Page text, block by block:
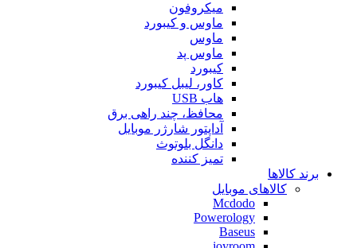
میکروفون
ماوس و کیبورد
ماوس
ماوس پد
کیبورد
کاور، لیبل کیبورد
هاب USB
محافظ، چند راهی برق
آداپتور شارژر موبایل
دانگل بلوتوث
تمیز کننده
برند کالاها
کالاهای موبایل
Mcdodo
Powerology
Baseus